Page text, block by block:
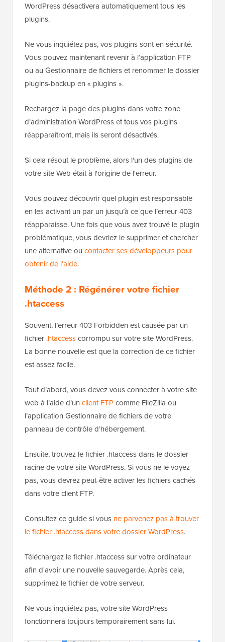
WordPress désactivera automatiquement tous les
plugins.
Ne vous inquiétez pas, vos plugins sont en sécurité.
Vous pouvez maintenant revenir à l’application FTP
ou au Gestionnaire de fichiers et renommer le dossier
plugins-backup en « plugins ».
Rechargez la page des plugins dans votre zone
d’administration WordPress et tous vos plugins
réapparaîtront, mais ils seront désactivés.
Si cela résout le problème, alors l'un des plugins de
votre site Web était à l'origine de l'erreur.
Vous pouvez découvrir quel plugin est responsable
en les activant un par un jusqu’à ce que l’erreur 403
réapparaisse. Une fois que vous avez trouvé le plugin
problématique, vous devriez le supprimer et chercher
une alternative ou contacter ses développeurs pour
obtenir de l’aide.
Méthode 2 : Régénérer votre fichier
.htaccess
Souvent, l’erreur 403 Forbidden est causée par un
fichier .htaccesscorrompu sur votre site WordPress.
La bonne nouvelle est que la correction de ce fichier
est assez facile.
Tout d’abord, vous devez vous connecter à votre site
web à l’aide d’un client FTPcomme FileZilla ou
l’application Gestionnaire de fichiers de votre
panneau de contrôle d’hébergement.
Ensuite, trouvez le fichier .htaccess dans le dossier
racine de votre site WordPress. Si vous ne le voyez
pas, vous devrez peut-être activer les fichiers cachés
dans votre client FTP.
Consultez ce guide si vous ne parvenez pas à trouver
le fichier .htaccess dans votre dossier WordPress.
Téléchargez le fichier .htaccess sur votre ordinateur
afin d'avoir une nouvelle sauvegarde. Après cela,
supprimez le fichier de votre serveur.
Ne vous inquiétez pas, votre site WordPress
fonctionnera toujours temporairement sans lui.